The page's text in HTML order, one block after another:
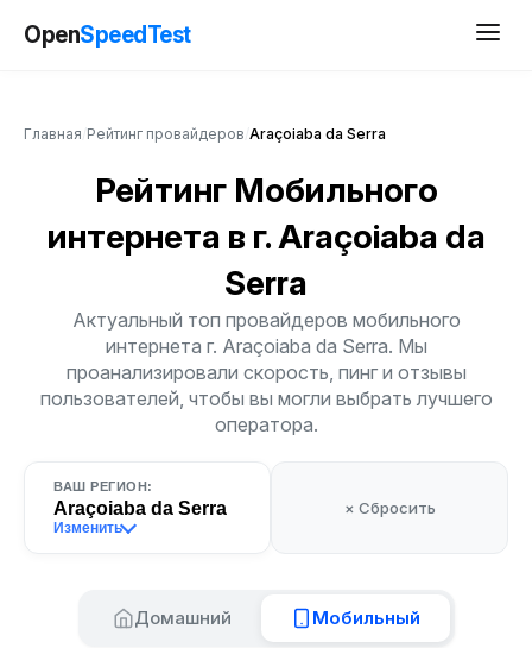
OpenSpeedTest
Главная Рейтинг провайдеров Araçoiaba da Serra
Рейтинг Мобильного
интернета в г. Araçoiaba da
Serra
Актуальный топ провайдеров мобильного
интернета г. Araçoiaba da Serra. Мы
проанализировали скорость, пинг и отзывы
пользователей, чтобы вы могли выбрать лучшего
оператора.
ВАШ РЕГИОН:
Araçoiaba da Serra
Изменить
× Сбросить
Домашний Мобильный